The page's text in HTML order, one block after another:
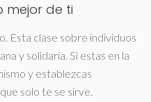
mejor de ti
Esta clase sobre individuos
y solidaria. Si estas en la
y establezcas
solo te se sirve.